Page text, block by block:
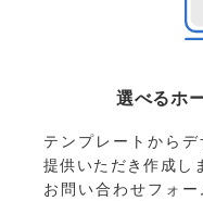
選べるホ
テンプレートから
提供いただき作成し
お問い合わせフォ